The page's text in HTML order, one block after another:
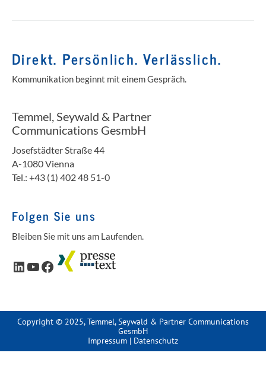
Direkt. Persönlich. Verlässlich.
Kommunikation beginnt mit einem Gespräch.
Temmel, Seywald & Partner
Communications GesmbH
Josefstädter Straße 44
A-1080 Vienna
Tel.: +43 (1) 402 48 51-0
Folgen Sie uns
Bleiben Sie mit uns am Laufenden.
LinkedIn
YouTube
Facebook
Copyright © 2025, Temmel, Seywald & Partner Communications
GesmbH
Impressum | Datenschutz